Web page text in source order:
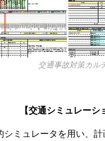
交通事故対策カル
【交通シミュレーシ
シミュレータを用い、計